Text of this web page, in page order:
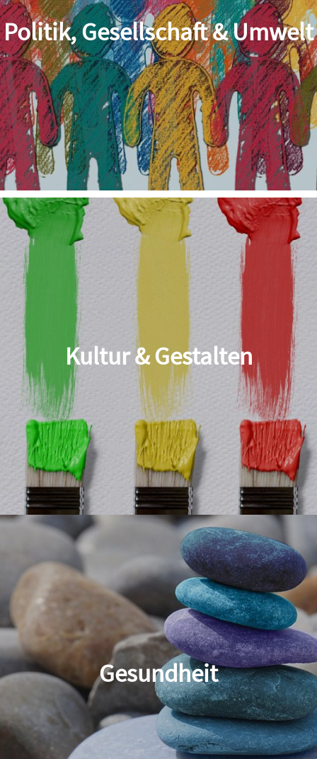
Politik, Gesellschaft & Umwelt
Kultur & Gestalten
Gesundheit